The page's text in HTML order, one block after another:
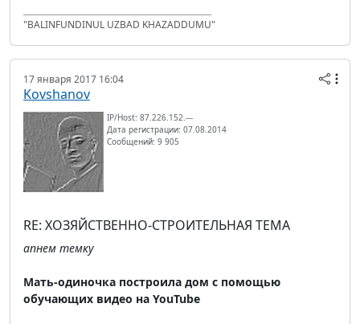
"BALINFUNDINUL UZBAD KHAZADDUMU"
17 января 2017 16:04
Kovshanov
IP/Host: 87.226.152.---
Дата регистрации: 07.08.2014
Сообщений: 9 905
RE: ХОЗЯЙСТВЕННО-СТРОИТЕЛЬНАЯ ТЕМА
апнем темку
Мать-одиночка построила дом с помощью
обучающих видео на YouTube